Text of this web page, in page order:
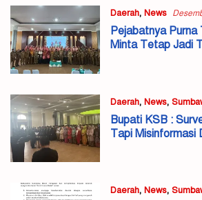
Daerah, News
Pejabatnya
Minta Tetap Jadi
Daerah, News,
2025
Bupati KSB :
Tapi Misinformasi
Daerah, News,